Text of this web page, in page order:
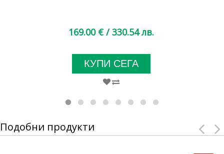
169.00 € / 330.54 лв.
КУПИ СЕГА
Подобни продукти